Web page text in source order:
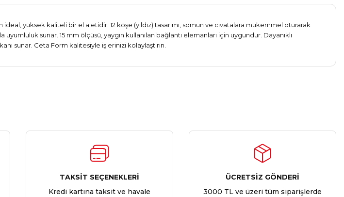
yüksek kaliteli bir el aletidir. 12 köşe (yıldız) tasarımı, somun ve cıvatalara mükemmel oturarak
sunar. 15 mm ölçüsü, yaygın kullanılan bağlantı elemanları için uygundur. Dayanıklı
sunar. Ceta Form kalitesiyle işlerinizi kolaylaştırın.
Yorum Yaz
Soru Sor
TAKSİT SEÇENEKLERİ
Kredi kartına taksit ve havale
ÜCRETSİZ GÖNDERİ
3000 TL ve üzeri tüm siparişlerde